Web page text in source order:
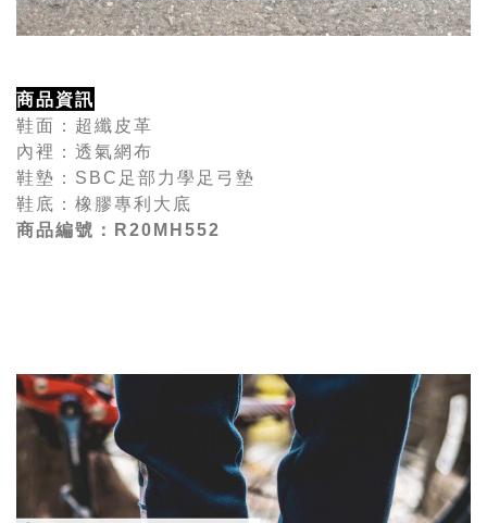
商品資訊
鞋面：超纖皮革
內裡：透氣網布
鞋墊： SBC 足部力學足弓墊
鞋底：橡膠專利大底
商品編號：R20MH552